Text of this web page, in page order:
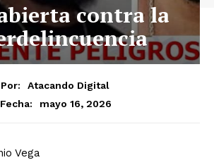
contra la
Por:
Atacando Digital
Fecha:
mayo 16, 2026
Vega